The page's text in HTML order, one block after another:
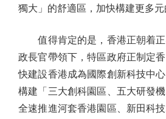
獨大」的舒適區，加快構建更多元
值得肯定的是，香港正朝着正
政長官帶領下，特區政府正制定
快建設香港成為國際創新科技中
構建「三大創科園區、五大研發
全速推進河套香港園區、新田科